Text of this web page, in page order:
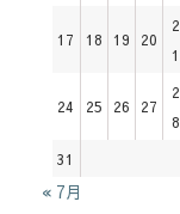
17 18 19 20
2
1
24 25 26 27
2
8
31
« 7月